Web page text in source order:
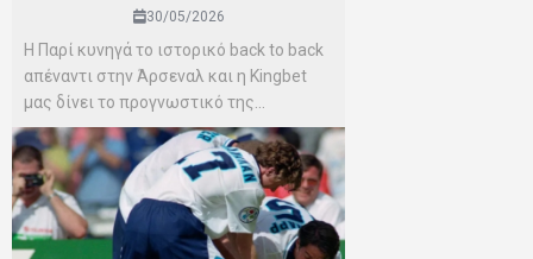
30/05/2026
Η Παρί κυνηγά το ιστορικό back to back
απέναντι στην Άρσεναλ και η Kingbet
μας δίνει το προγνωστικό της...